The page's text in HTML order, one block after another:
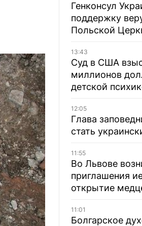
Генконсул
поддержку
Польской
13:43
Суд в США
миллионов
детской
12:05
Глава
стать
11:55
Во Львове
приглашения
открытие
11:01
Болгарское